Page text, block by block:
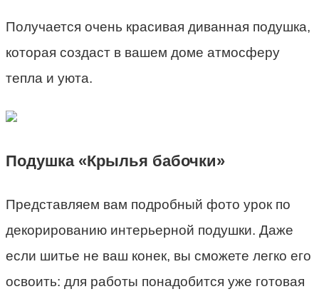
Получается очень красивая диванная подушка,
которая создаст в вашем доме атмосферу
тепла и уюта.
Подушка «Крылья бабочки»
Представляем вам подробный фото урок по
декорированию интерьерной подушки. Даже
если шитье не ваш конек, вы сможете легко его
освоить: для работы понадобится уже готовая